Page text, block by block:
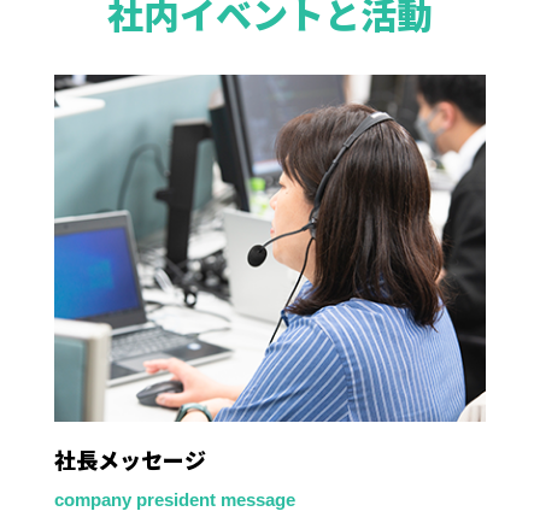
社内イベントと活動
社長メッセージ
company president message